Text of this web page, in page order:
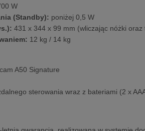
W
(Standby): poniżej 0,5 W
431 x 344 x 99 mm (wliczając nóżki oraz
12 kg / 14 kg
A50 Signature
sterowania wraz z bateriami (2 x